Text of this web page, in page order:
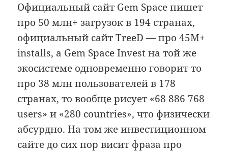
Официальный сайт Gem Space пишет
про 50 млн+ загрузок в 194 странах,
официальный сайт TreeD — про 45M+
installs, а Gem Space Invest на той же
экосистеме одновременно говорит то
про 38 млн пользователей в 178
странах, то вообще рисует «68 886 768
users» и «280 countries», что физически
абсурдно. На том же инвестиционном
сайте до сих пор висит фраза про